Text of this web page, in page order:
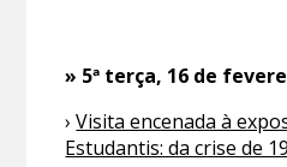
» 5ª terça, 16 de
›Visita encenada à
Estudantis: da crise de